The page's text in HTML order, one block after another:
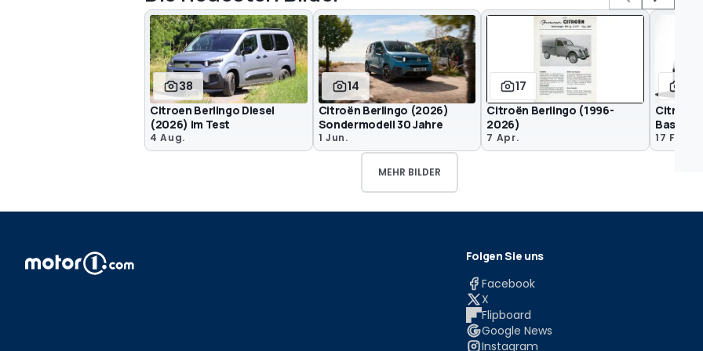
38
Citroen Berlingo Diesel
(2026) im Test
4 Aug.
14
Citroën Berlingo (2026)
Sondermodell 30 Jahre
1 Jun.
17
Citroën Berlingo (1996-
2026)
7 Apr.
Citroen
Basis-
17 Feb.
MEHR BILDER
Folgen Sie uns
Facebook
X
Flipboard
Google News
Instagram